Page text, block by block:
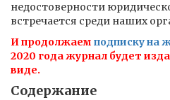
недостоверности
встречается среди наших
И продолжаем подписку на
2020 года журнал будет
виде.
Содержание